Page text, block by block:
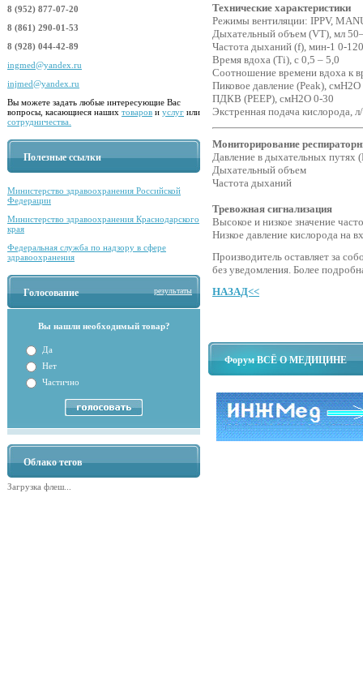
8 (952) 877-07-20
8 (861) 290-01-53
8 (928) 044-42-89
ingmed@yandex.ru
injmed@yandex.ru
Вы можете задать любые интересующие Вас
вопросы, касающиеся наших товаров и услуг или
сотрудничества.
Полезные ссылки
Министерство здравоохранения Российской
Федерации
Министерство здравоохранения Краснодарского
края
Федеральная служба по надзору в сфере
здравоохранения
Голосование результаты
Вы нашли необходимый товар?
Да
Нет
Частично
Облако тегов
Загрузка флеш...
Технические характеристики
Режимы вентиляции: IPPV,
Дыхательный объем (VT), мл
Частота дыханий (f), мин-1 0-120
Время вдоха (Ti), с 0,5 – 5,0
Соотношение времени вдоха к
Пиковое давление (Peak), смН2О
ПДКВ (PEEP), смН2О 0-30
Экстренная подача кислорода,
Мониторирование
Давление в дыхательных путях
Дыхательный объем
Частота дыханий
Тревожная сигнализация
Высокое и низкое значение
Низкое давление кислорода на
Производитель оставляет за
без уведомления. Более
НАЗАД<<
Форум ВСЁ О МЕДИЦИНЕ